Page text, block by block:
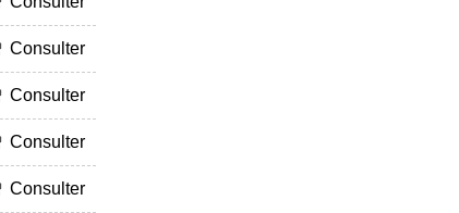
Consulter
Consulter
Consulter
Consulter